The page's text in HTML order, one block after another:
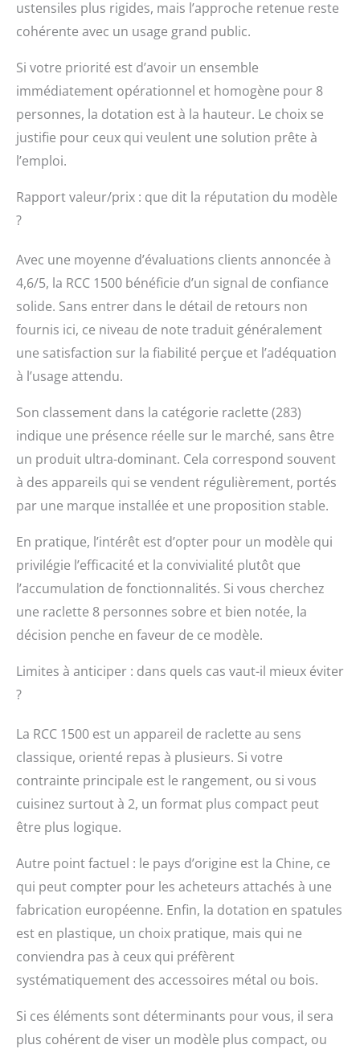
ustensiles plus rigides, mais l’approche retenue reste
cohérente avec un usage grand public.
Si votre priorité est d’avoir un ensemble
immédiatement opérationnel et homogène pour 8
personnes, la dotation est à la hauteur. Le choix se
justifie pour ceux qui veulent une solution prête à
l’emploi.
Rapport valeur/prix : que dit la réputation du modèle
?
Avec une moyenne d’évaluations clients annoncée à
4,6/5, la RCC 1500 bénéficie d’un signal de confiance
solide. Sans entrer dans le détail de retours non
fournis ici, ce niveau de note traduit généralement
une satisfaction sur la fiabilité perçue et l’adéquation
à l’usage attendu.
Son classement dans la catégorie raclette (283)
indique une présence réelle sur le marché, sans être
un produit ultra-dominant. Cela correspond souvent
à des appareils qui se vendent régulièrement, portés
par une marque installée et une proposition stable.
En pratique, l’intérêt est d’opter pour un modèle qui
privilégie l’efficacité et la convivialité plutôt que
l’accumulation de fonctionnalités. Si vous cherchez
une raclette 8 personnes sobre et bien notée, la
décision penche en faveur de ce modèle.
Limites à anticiper : dans quels cas vaut-il mieux éviter
?
La RCC 1500 est un appareil de raclette au sens
classique, orienté repas à plusieurs. Si votre
contrainte principale est le rangement, ou si vous
cuisinez surtout à 2, un format plus compact peut
être plus logique.
Autre point factuel : le pays d’origine est la Chine, ce
qui peut compter pour les acheteurs attachés à une
fabrication européenne. Enfin, la dotation en spatules
est en plastique, un choix pratique, mais qui ne
conviendra pas à ceux qui préfèrent
systématiquement des accessoires métal ou bois.
Si ces éléments sont déterminants pour vous, il sera
plus cohérent de viser un modèle plus compact, ou